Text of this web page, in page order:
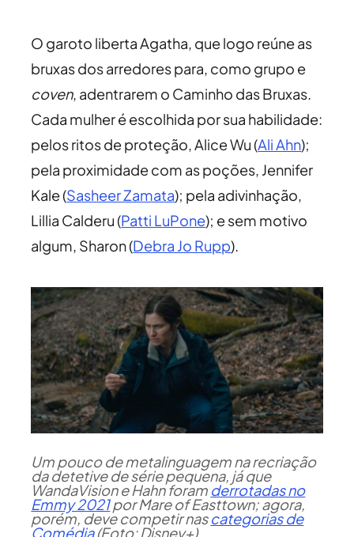
O garoto liberta Agatha, que logo reúne as
bruxas dos arredores para, como grupo e
coven, adentrarem o Caminho das Bruxas.
Cada mulher é escolhida por sua habilidade:
pelos ritos de proteção, Alice Wu (Ali Ahn);
pela proximidade com as poções, Jennifer
Kale (Sasheer Zamata); pela adivinhação,
Lillia Calderu (Patti LuPone); e sem motivo
algum, Sharon (Debra Jo Rupp).
Um pouco de metalinguagem na recriação
da detetive de série pequena, já que
WandaVision e Hahn foram derrotadas no
Emmy 2021por Mare of Easttown; agora,
porém, deve competir nascategorias de
Comédia(Foto: Disney+)